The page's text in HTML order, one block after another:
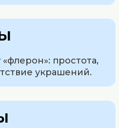
простота,
украшений.